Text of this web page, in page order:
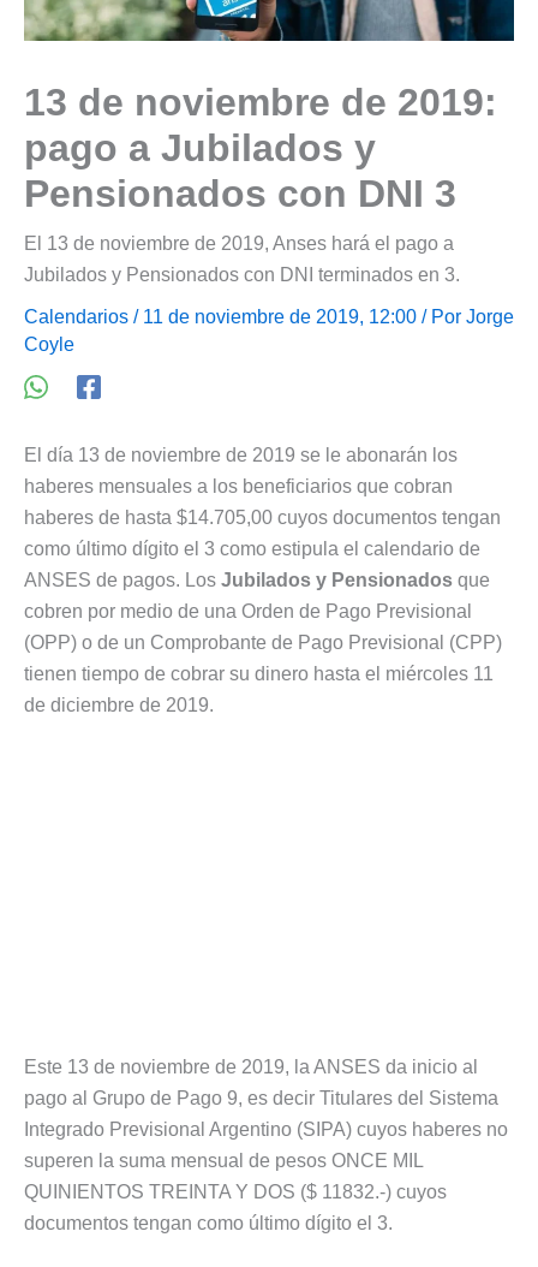
13 de noviembre de 2019:
pago a Jubilados y
Pensionados con DNI 3
El 13 de noviembre de 2019, Anses hará el pago a
Jubilados y Pensionados con DNI terminados en 3.
Calendarios / 11 de noviembre de 2019, 12:00 / Por Jorge
Coyle
El día 13 de noviembre de 2019 se le abonarán los
haberes mensuales a los beneficiarios que cobran
haberes de hasta $14.705,00 cuyos documentos tengan
como último dígito el 3 como estipula el calendario de
ANSES de pagos. Los Jubilados y Pensionados que
cobren por medio de una Orden de Pago Previsional
(OPP) o de un Comprobante de Pago Previsional (CPP)
tienen tiempo de cobrar su dinero hasta el miércoles 11
de diciembre de 2019.
Este 13 de noviembre de 2019, la ANSES da inicio al
pago al Grupo de Pago 9, es decir Titulares del Sistema
Integrado Previsional Argentino (SIPA) cuyos haberes no
superen la suma mensual de pesos ONCE MIL
QUINIENTOS TREINTA Y DOS ($ 11832.-) cuyos
documentos tengan como último dígito el 3.